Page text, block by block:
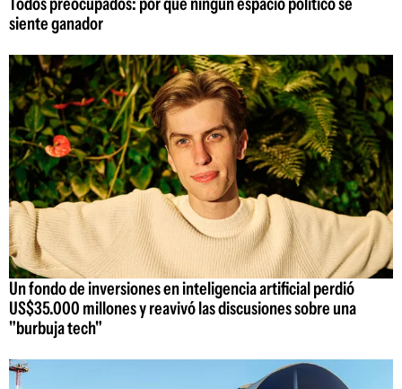
siente ganador
Un fondo de inversiones en inteligencia artificial perdió
US$35.000 millones y reavivó las discusiones sobre una
"burbuja tech"